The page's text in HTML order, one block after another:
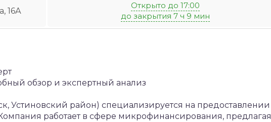
16А
Открыто до 17:00
до закрытия 7 ч 9 мин
обзор и экспертный анализ
район) специализируется на предоставлении
работает в сфере микрофинансирования, предлагая